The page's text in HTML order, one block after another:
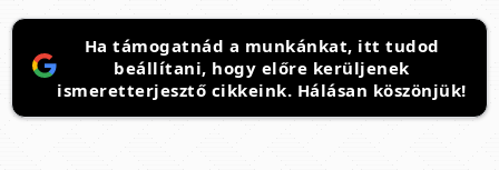
Ha támogatnád a munkánkat, itt tudod
beállítani, hogy előre kerüljenek
ismeretterjesztő cikkeink. Hálásan köszönjük!